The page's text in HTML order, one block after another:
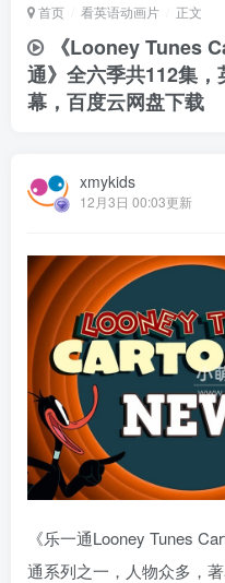
首页 看英语动画片 正文
《Looney Tunes
通》全六季共112集
幕，百度云网盘下载
xmykids
12月3日 00:03更新
《乐一通Looney Tunes
通系列之一，人物众多，